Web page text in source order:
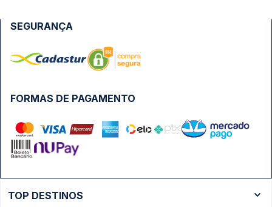
FORMAS DE PAGAMENTO
SEGURANÇA
TOP DESTINOS